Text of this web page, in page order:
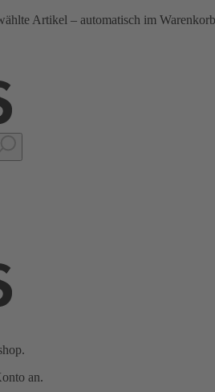
Artikel – automatisch im
an.